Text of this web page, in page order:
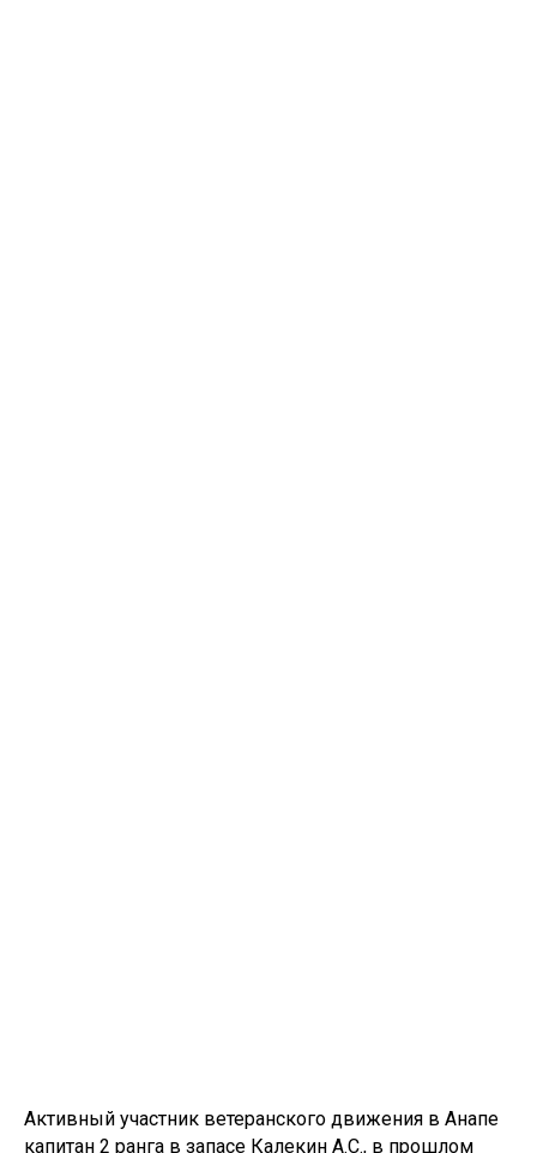
Активный участник ветеранского движения в Анапе
капитан 2 ранга в запасе Калекин А.С., в прошлом